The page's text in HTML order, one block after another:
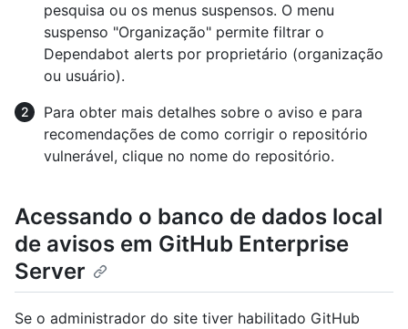
pesquisa ou os menus suspensos. O menu
suspenso "Organização" permite filtrar o
Dependabot alerts por proprietário (organização
ou usuário).
Para obter mais detalhes sobre o aviso e para
recomendações de como corrigir o repositório
vulnerável, clique no nome do repositório.
Acessando o banco de dados local
de avisos em GitHub Enterprise
Server
Se o administrador do site tiver habilitado GitHub